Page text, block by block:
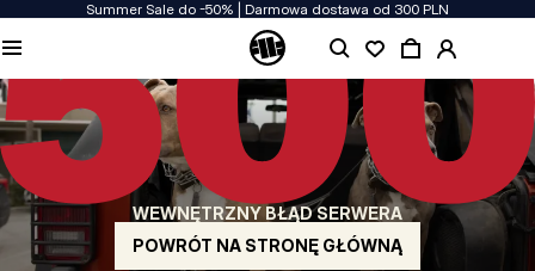
Summer Sale do -50% | Darmowa dostawa od 300 PLN
WEWNĘTRZNY BŁĄD SERWERA
POWRÓT NA STRONĘ GŁÓWNĄ
JAKOŚĆ TO DLA NAS PRIORYTET
Naszą odzież produkujemy z pasją! Nie idziemy na kompromis w kwestiach
wytrzymałości, długowieczności materiałów i dbałości o detal.
US ORIGIN
Nasze korzenie sięgają San Diego z poczatku lat 90-tych XX wieku. Nasz styl jest
surowy, autentyczny i stanowczy.
MARKA Z CHARAKTEREM
Nasze kolekcje wybierają sportowcy, fighterzy i uparci indywidualiści.